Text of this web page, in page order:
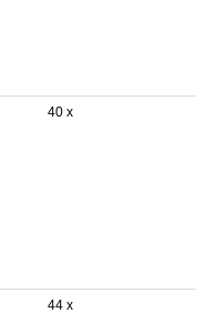
40 x
44 x